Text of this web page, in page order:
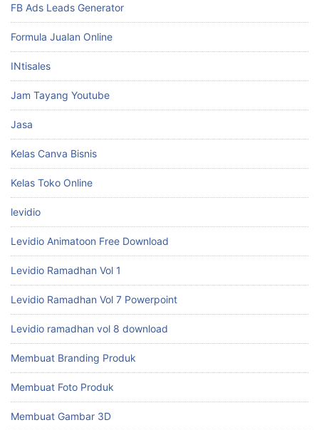
FB Ads Leads Generator
Formula Jualan Online
INtisales
Jam Tayang Youtube
Jasa
Kelas Canva Bisnis
Kelas Toko Online
levidio
Levidio Animatoon Free Download
Levidio Ramadhan Vol 1
Levidio Ramadhan Vol 7 Powerpoint
Levidio ramadhan vol 8 download
Membuat Branding Produk
Membuat Foto Produk
Membuat Gambar 3D